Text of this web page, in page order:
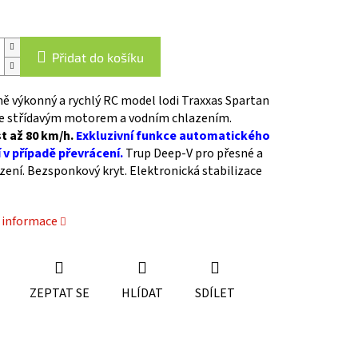
Přidat do košíku
výkonný a rychlý RC model lodi Traxxas Spartan
střídavým motorem a vodním chlazením.
až 80 km/h.Exkluzivní funkce automatického
případě převrácení.Trup Deep-V pro přesné a
Bezsponkový kryt. Elektronická stabilizace
ZEPTAT SE HLÍDAT SDÍLET